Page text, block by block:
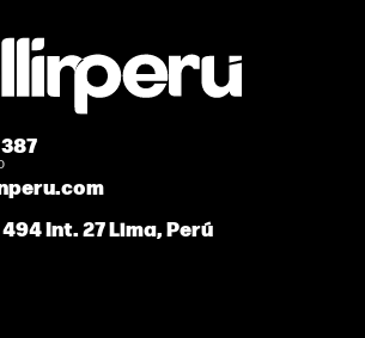
Int. 27 Lima, Perú